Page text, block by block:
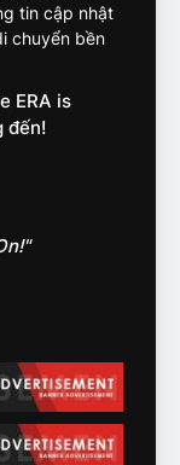
bỏ xa
lý’ ViVi
ADAS,
hay Santa
tin cập nhật
chuyển bền
ERA is
đến!